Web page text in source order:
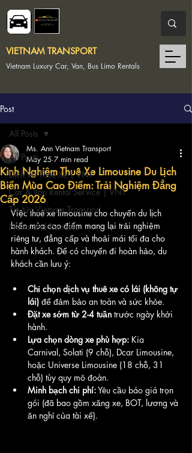
Vietnam Luxury Car, Van, Bus Limo Rentals
VIETNAM TRANSPORT
Post
All Posts
Dịch Vụ Thuê Xe | VNT
Car & Van Rental Service | VNT
Tin tức Vietnam Transport
News and Reviews
All Posts
Kinh Nghiệm Thuê Xe Limousine Du Lịch
Biển Mùa Cao Điểm: Trải Nghiệm Đẳng
Cấp 2026
Ms. Ann Vietnam Transport
May 25 7 min read
Việc thuê xe limousine cho chuyến du lịch
biển mùa cao điểm mang lại trải nghiệm
riêng tư, đẳng cấp và thoải mái tối đa cho
hành khách. Để có chuyến đi hoàn hảo, du
khách cần lưu ý:
Chỉ chọn dịch vụ thuê xe có lái (không tự
lái) để đảm bảo an toàn và sức khỏe.
Đặt xe sớm từ 2-4 tuần trước ngày khởi
hành.
Lựa chọn dòng xe phù hợp: Kia
Carnival, Solati (9 chỗ), Dcar Limousine,
hoặc Universe Limousine (18 chỗ, 31
chỗ) tùy quy mô đoàn.
Minh bạch chi phí: Yêu cầu báo giá trọn
gói (đã bao gồm xăng xe, BOT, lương và
ăn nghỉ của tài xế).